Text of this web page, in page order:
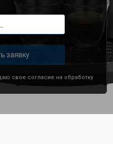
заявку
свое согласие на обработку